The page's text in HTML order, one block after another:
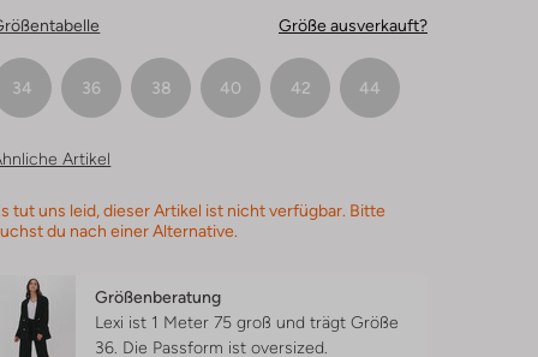
Größe ausverkauft?
34 36 38 40 42 44
Artikel
tut uns leid, dieser Artikel ist nicht verfügbar. Bitte
du nach einer Alternative.
Größenberatung
Lexi ist 1 Meter 75 groß und trägt Größe
36. Die Passform istoversized